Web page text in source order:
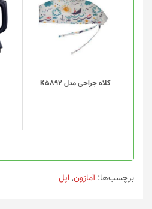
کلاه جراحی مدل K5892
برچسب‌ها: آمازون,اپل